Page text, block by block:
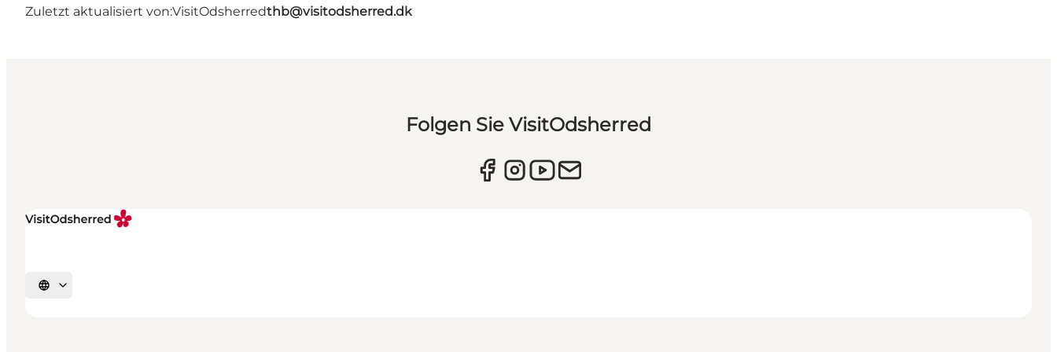
Zuletzt aktualisiert von:VisitOdsherredthb@visitodsherred.dk
Folgen Sie VisitOdsherred
Sprache auswählen